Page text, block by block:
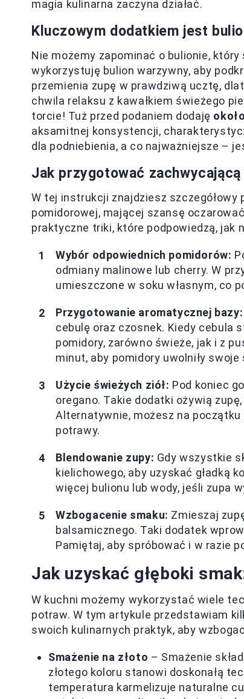
magia kulinarna zaczyna działać.
Kluczowym dodatkiem jest
Nie możemy zapominać o bulionie,
wykorzystuję bulion warzywny, aby
przemienia zupę w prawdziwą ucztę,
chwila relaksu z kawałkiem świeżego
torcie! Tuż przed podaniem dodaję
aksamitnej konsystencji,
dla podniebienia, a co najważniejsze –
Jak przygotować
W tej instrukcji znajdziesz szczegółowy
pomidorowej, mającej szansę
praktyczne triki, które podpowiedzą,
Wybór odpowiednich pomidorów:
odmiany malinowe lub cherry. W
umieszczone w soku własnym, co
Przygotowanie aromatycznej bazy:
cebulę oraz czosnek. Kiedy cebula
pomidory, zarówno świeże, jak i z
minut, aby pomidory uwolniły swoje
Użycie świeżych ziół: Pod koniec
oregano. Takie dodatki ożywią
Alternatywnie, możesz na
potrawy.
Blendowanie zupy: Gdy wszystkie
kielichowego, aby uzyskać gładką
więcej bulionu lub wody, jeśli zupa
Wzbogacenie smaku: Zmieszaj
balsamicznego. Taki dodatek
Pamiętaj, aby spróbować i w razie
Jak uzyskać głęboki
W kuchni możemy wykorzystać wiele
potraw. W tym artykule przedstawiam
swoich kulinarnych praktyk, aby
Smażenie na złoto – Smażenie
złotego koloru stanowi doskonałą
temperatura karmelizuje naturalne